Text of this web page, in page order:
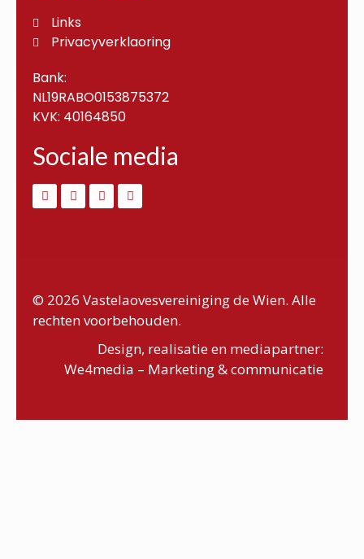
Links
Privacyverklaoring
Bank:
NL19RABO0153875372
KVK: 40164850
Sociale media
© 2026 Vastelaovesvereiniging de Wien. Alle
rechten voorbehouden.
Design, realisatie en mediapartner:
We4media – Marketing & communicatie